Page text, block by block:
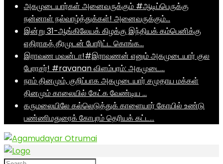
அகமுடையார்கள் அனைவருக்கும் #ஆடிப்பெருக்கு
நன்னாள் நல்வாழ்த்துக்கள்! அனைவருக்கும்…
இன்று 31-ஆங்கிலேயக் கிழக்கு இந்தியக் கம்பெனிக்கு
எதிராகத் தீரமுடன் போரிட்ட கொங்க…
இராவண மவன்டா!#இராவணன் எனும் அகமுடையார் குல
பேரரசர்! #ravanan விளம்பரம்: அகமுடை…
நாம் தினமும், குறிப்பாக அகமுடையார் சமுதாய மக்கள்
தினமும் காலையில் கேட்க வேண்டிய …
கருமலையிலே கல்லெடுத்துக் காளையார் கோயில் உண்டு
பண்ணிமதுரைக் கோபுரம் தெரியக் கட்ட…